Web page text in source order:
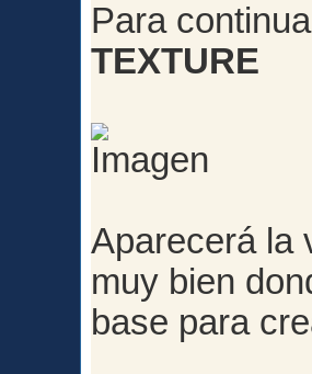
Para
TEXTURE
Aparecerá la
muy bien
base para